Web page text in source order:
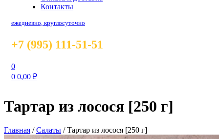
Контакты
ежедневно, круглосуточно
+7 (995) 111-51-51
0
0 0,00 ₽
Тартар из лосося [250 г]
Главная /Салаты /Тартар из лосося [250 г]